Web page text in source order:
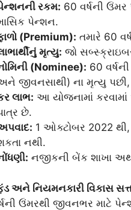
રકમ: 60 વર્ષની
પેન્શન.
(Premium): તમારે 60
મૃત્યુ: જો
(Nominee): 60
જીવનસાથી) ના મૃત્યુ
લાભ: આ યોજનામાં
છે.
1 ઓક્ટોબર 2022
નથી.
નજીકની બેંક શાખા
અને નિયમનકારી વિકાસ
ઉંમરથી જીવનભર માટે